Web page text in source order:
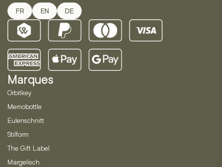
FR EN DE
Marques
Orbitkey
Memobottle
Eulenschnitt
Stilform
The Gift Label
Margelisch